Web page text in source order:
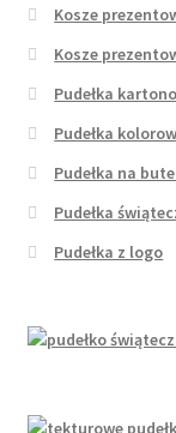
Kosze
Kosze
Pudełka
Pudełka
Pudełka na
Pudełka
Pudełka z logo